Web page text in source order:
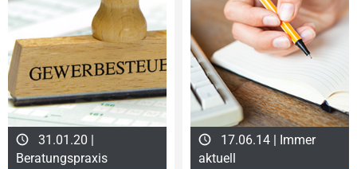
31.01.20 |
Beratungspraxis
17.06.14 | Immer
aktuell